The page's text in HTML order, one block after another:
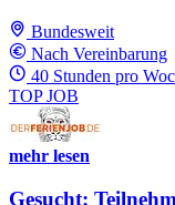
Bundesweit
Nach Vereinbarung
40 Stunden pro
TOP JOB
mehr lesen
Gesucht: